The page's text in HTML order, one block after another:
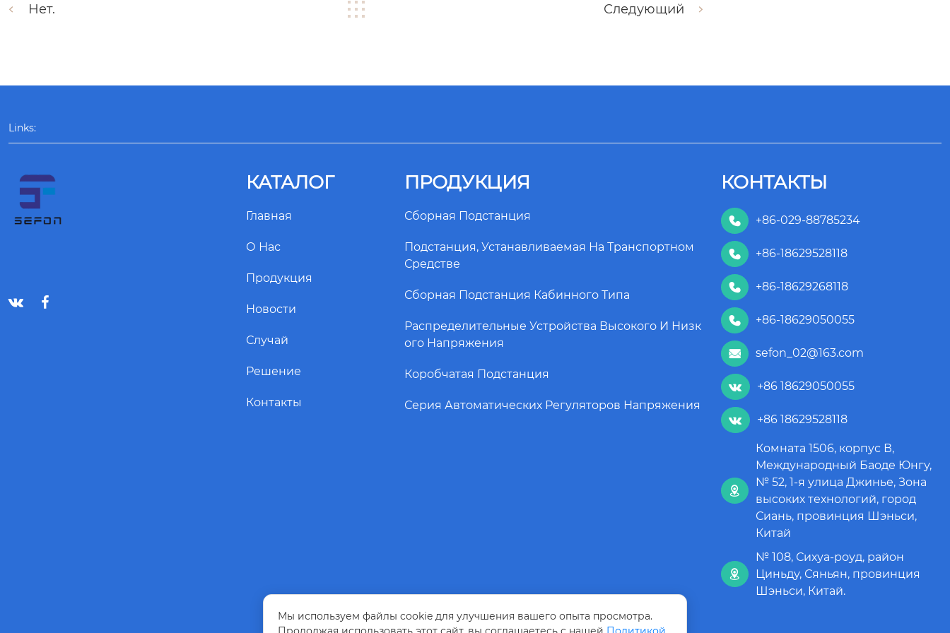
Нет. Следующий
Links:
 
КАТАЛОГ
Главная
О Нас
Продукция
Новости
Случай
Решение
Контакты
ПРОДУКЦИЯ
Сборная Подстанция
Подстанция, Устанавливаемая На Транспортном
Средстве
Сборная Подстанция Кабинного Типа
Распределительные Устройства Высокого И Низк
Ого Напряжения
Коробчатая Подстанция
Серия Автоматических Регуляторов Напряжения
КОНТАКТЫ
 +86-029-88785234
 +86-18629528118
 +86-18629268118
 +86-18629050055
 sefon_02@163.com
 +86 18629050055
 +86 18629528118

Комната 1506, корпус В,
Международный Баоде Юнгу,
№ 52, 1-я улица Джинье, Зона
высоких технологий, город
Сиань, провинция Шэньси,
Китай

№ 108, Сихуа-роуд, район
Циньду, Сяньян, провинция
Шэньси, Китай.
Мы используем файлы cookie для улучшения вашего опыта просмотра.